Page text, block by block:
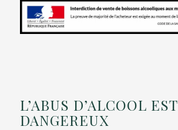
L’ABUS D’ALCOOL EST
DANGEREUX